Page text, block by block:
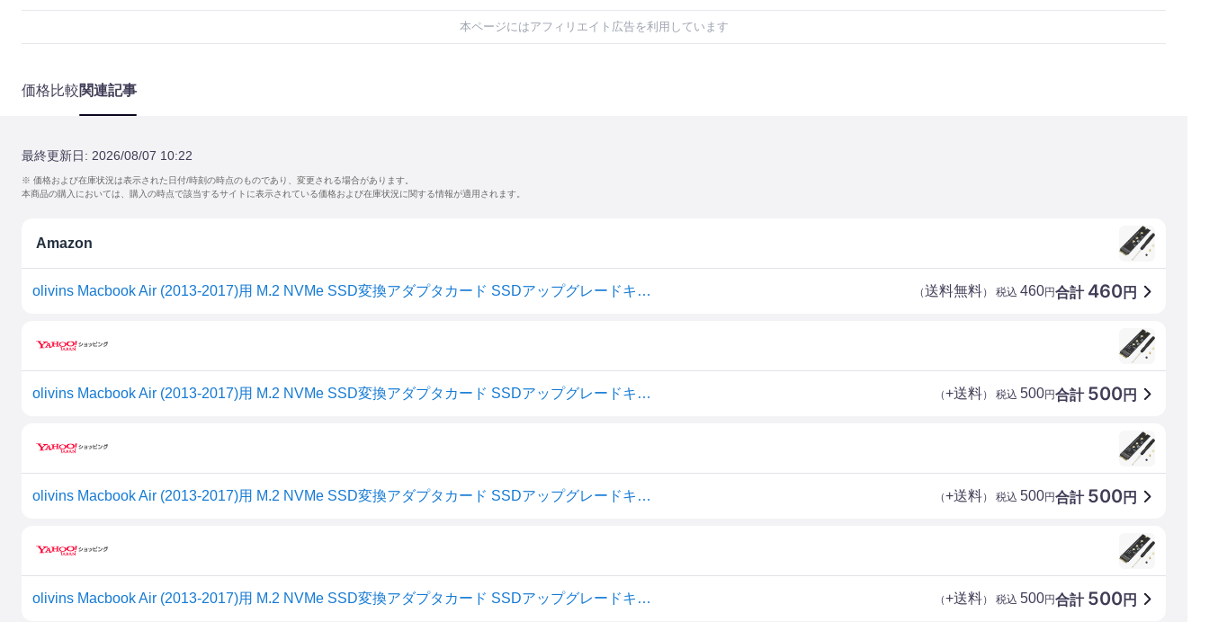
本ページにはアフィリエイト広告を利用しています
価格比較関連記事
最終更新日: 2026/08/07 10:22
※ 価格および在庫状況は表示された日付/時刻の時点のものであり、変更される場合があります。
本商品の購入においては、購入の時点で該当するサイトに表示されている価格および在庫状況に関する情報が適用されます。
Amazon
olivins Macbook Air (2013-2017)用 M.2 NVMe SSD変換アダプタカード SSDアップグレードキット 合計 460円
（送料無料） 税込 460円
olivins Macbook Air (2013-2017)用 M.2 NVMe SSD変換アダプタカード SSDアップグレードキット 合計 500円
（+送料） 税込 500円
olivins Macbook Air (2013-2017)用 M.2 NVMe SSD変換アダプタカード SSDアップグレードキット 合計 500円
（+送料） 税込 500円
olivins Macbook Air (2013-2017)用 M.2 NVMe SSD変換アダプタカード SSDアップグレードキット 合計 500円
（+送料） 税込 500円